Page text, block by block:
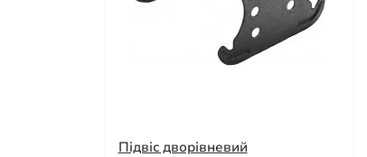
Підвіс дворівневий